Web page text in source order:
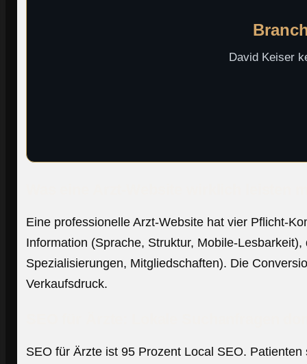
David Keiser
Eine professionelle Arzt-Website hat vier Pflicht-
Information (Sprache, Struktur, Mobile-
Spezialisierungen, Mitgliedschaften). Die
Verkaufsdruck.
SEO für Ärzte ist 95 Prozent Local SEO. Patienten